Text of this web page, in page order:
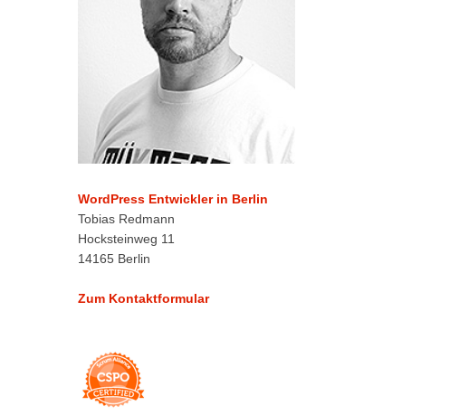
WordPress Entwickler in Berlin
Tobias Redmann
Hocksteinweg 11
14165 Berlin
Zum Kontaktformular